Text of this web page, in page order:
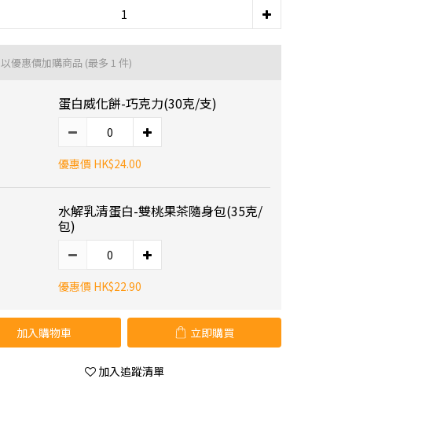
以優惠價加購商品 (最多 1 件)
蛋白威化餅-巧克力(30克/支)
優惠價 HK$24.00
水解乳清蛋白-雙桃果茶隨身包(35克/
包)
優惠價 HK$22.90
加入購物車 立即購買
加入追蹤清單